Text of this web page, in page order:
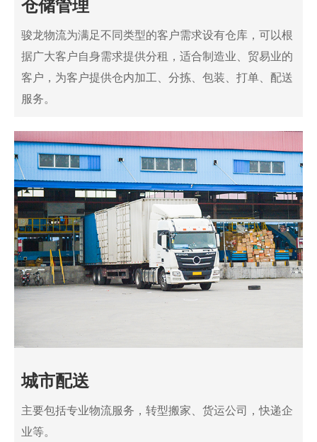
仓储管理
骏龙物流为满足不同类型的客户需求设有仓库，可以根
据广大客户自身需求提供分租，适合制造业、贸易业的
客户，为客户提供仓内加工、分拣、包装、打单、配送
服务。
城市配送
主要包括专业物流服务，转型搬家、货运公司，快递企
业等。